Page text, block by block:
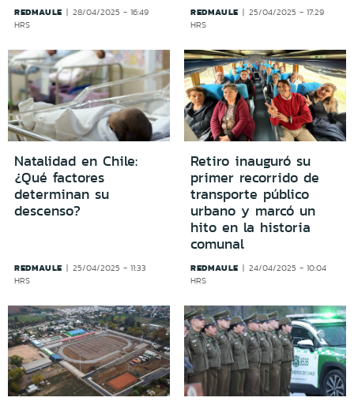
REDMAULE
28/04/2025 - 16:49
HRS
REDMAULE
25/04/2025 - 17:29
HRS
Natalidad en Chile:
¿Qué factores
determinan su
descenso?
REDMAULE
25/04/2025 - 11:33
HRS
Retiro inauguró su
primer recorrido de
transporte público
urbano y marcó un
hito en la historia
comunal
REDMAULE
24/04/2025 - 10:04
HRS